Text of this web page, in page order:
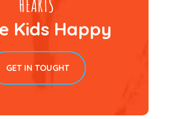
Kids Happy
GET IN TOUGHT